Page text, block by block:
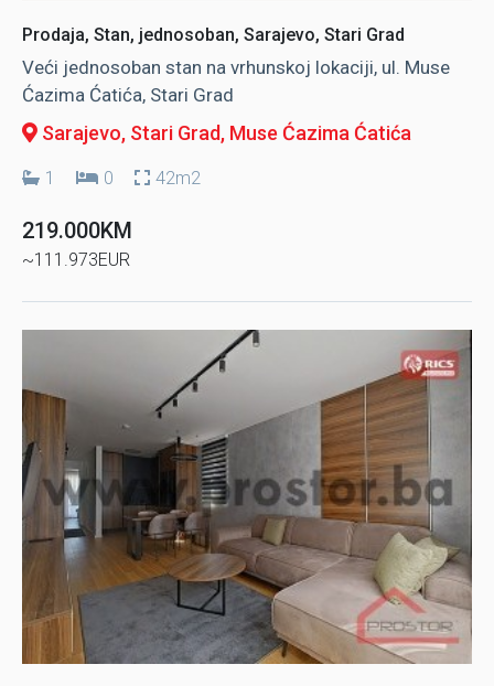
Prodaja, Stan, jednosoban, Sarajevo, Stari Grad
Veći jednosoban stan na vrhunskoj lokaciji, ul. Muse
Ćazima Ćatića, Stari Grad
Sarajevo, Stari Grad, Muse Ćazima Ćatića
1 0 42m2
219.000KM
~111.973EUR